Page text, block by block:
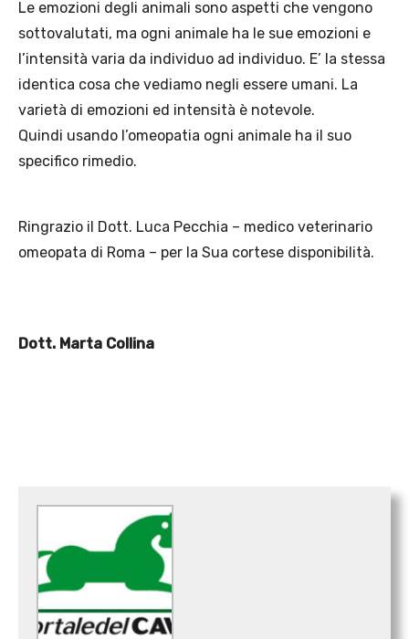
Le emozioni degli animali sono aspetti che vengono
sottovalutati, ma ogni animale ha le sue emozioni e
l’intensità varia da individuo ad individuo. E’ la stessa
identica cosa che vediamo negli essere umani. La
varietà di emozioni ed intensità è notevole.
Quindi usando l’omeopatia ogni animale ha il suo
specifico rimedio.
Ringrazio il Dott. Luca Pecchia – medico veterinario
omeopata di Roma – per la Sua cortese disponibilità.
Dott. Marta Collina